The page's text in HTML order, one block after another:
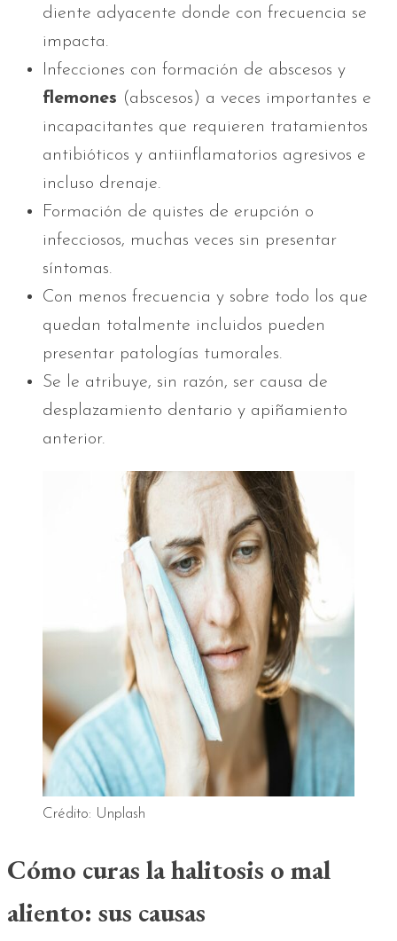
diente adyacente donde con frecuencia se
impacta.
Infecciones con formación de abscesos y
flemones (abscesos) a veces importantes e
incapacitantes que requieren tratamientos
antibióticos y antiinflamatorios agresivos e
incluso drenaje.
Formación de quistes de erupción o
infecciosos, muchas veces sin presentar
síntomas.
Con menos frecuencia y sobre todo los que
quedan totalmente incluidos pueden
presentar patologías tumorales.
Se le atribuye, sin razón, ser causa de
desplazamiento dentario y apiñamiento
anterior.
Crédito: Unplash
Cómo curas la halitosis o mal
aliento: sus causas